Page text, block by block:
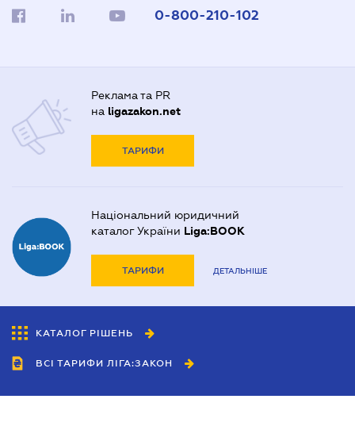
0-800-210-102
Реклама та PR
на ligazakon.net
ТАРИФИ
Національний юридичний
каталог України Liga:BOOK
ТАРИФИ ДЕТАЛЬНІШЕ
КАТАЛОГ РІШЕНЬ
ВСІ ТАРИФИ ЛІГА:ЗАКОН